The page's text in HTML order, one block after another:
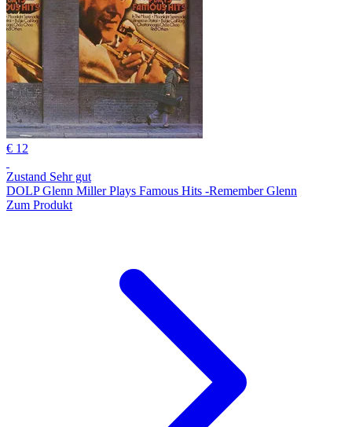
€ 12
Zustand Sehr gut
DOLP Glenn Miller Plays Famous Hits -Remember Glenn
Zum Produkt